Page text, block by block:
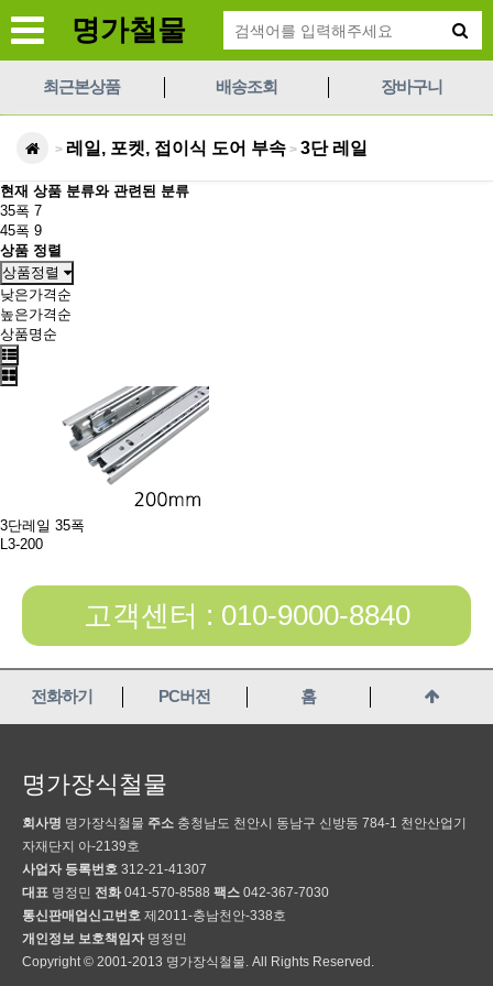
명가철물
최근본상품 배송조회 장바구니
> 레일, 포켓, 접이식 도어 부속 > 3단 레일
현재 상품 분류와 관련된 분류
35폭 7
45폭 9
상품 정렬
상품정렬
낮은가격순
높은가격순
상품명순
3단레일 35폭
L3-200
고객센터 : 010-9000-8840
전화하기 PC버전 홈
명가장식철물
회사명 명가장식철물 주소 충청남도 천안시 동남구 신방동 784-1 천안산업기
자재단지 아-2139호
사업자 등록번호 312-21-41307
대표 명정민 전화 041-570-8588 팩스 042-367-7030
통신판매업신고번호 제2011-충남천안-338호
개인정보 보호책임자 명정민
Copyright © 2001-2013 명가장식철물. All Rights Reserved.